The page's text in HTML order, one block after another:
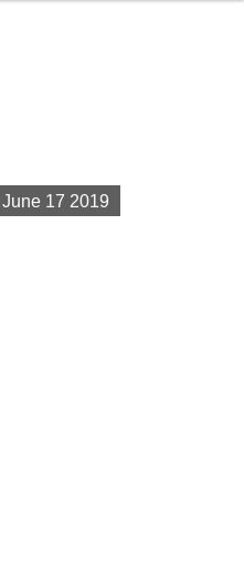
June 17 2019